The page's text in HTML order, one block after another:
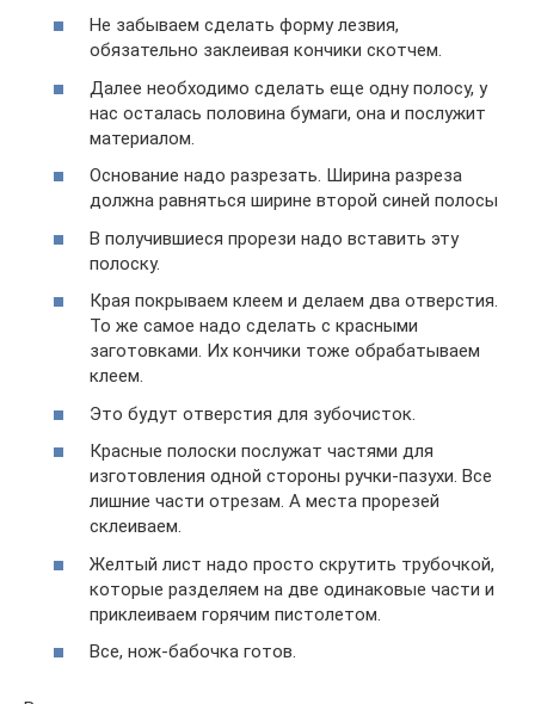
Не забываем сделать форму лезвия,
обязательно заклеивая кончики скотчем.
Далее необходимо сделать еще одну полосу, у
нас осталась половина бумаги, она и послужит
материалом.
Основание надо разрезать. Ширина разреза
должна равняться ширине второй синей полосы
В получившиеся прорези надо вставить эту
полоску.
Края покрываем клеем и делаем два отверстия.
То же самое надо сделать с красными
заготовками. Их кончики тоже обрабатываем
клеем.
Это будут отверстия для зубочисток.
Красные полоски послужат частями для
изготовления одной стороны ручки-пазухи. Все
лишние части отрезам. А места прорезей
склеиваем.
Желтый лист надо просто скрутить трубочкой,
которые разделяем на две одинаковые части и
приклеиваем горячим пистолетом.
Все, нож-бабочка готов.